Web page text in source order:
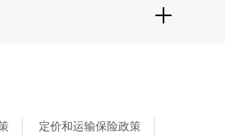
定价和运输保险政策